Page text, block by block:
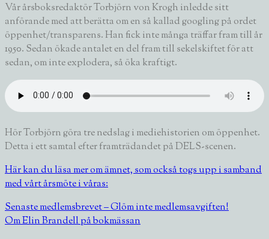
Vår årsboksredaktör Torbjörn von Krogh inledde sitt
anförande med att berätta om en så kallad googling på ordet
öppenhet/transparens. Han fick inte många träffar fram till år
1950. Sedan ökade antalet en del fram till sekelskiftet för att
sedan, om inte explodera, så öka kraftigt.
Hör Torbjörn göra tre nedslag i mediehistorien om öppenhet.
Detta i ett samtal efter framträdandet på DELS-scenen.
Här kan du läsa mer om ämnet, som också togs upp i samband
med vårt årsmöte i våras:
Senaste medlemsbrevet – Glöm inte medlemsavgiften!
Om Elin Brandell på bokmässan